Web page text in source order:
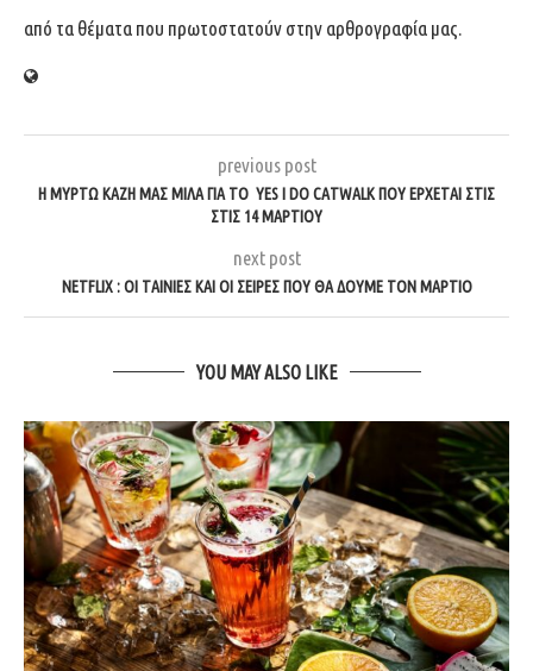
από τα θέματα που πρωτοστατούν στην αρθρογραφία μας.
previous post
Η ΜΥΡΤΩ ΚΑΖΗ ΜΑΣ ΜΙΛΑ ΓΙΑ ΤΟ YES I DO CATWALK ΠΟΥ ΕΡΧΕΤΑΙ ΣΤΙΣ
ΣΤΙΣ 14 ΜΑΡΤΙΟΥ
next post
NETFLIX : ΟΙ ΤΑΙΝΙΕΣ ΚΑΙ ΟΙ ΣΕΙΡΕΣ ΠΟΥ ΘΑ ΔΟΥΜΕ ΤΟΝ ΜΑΡΤΙΟ
YOU MAY ALSO LIKE